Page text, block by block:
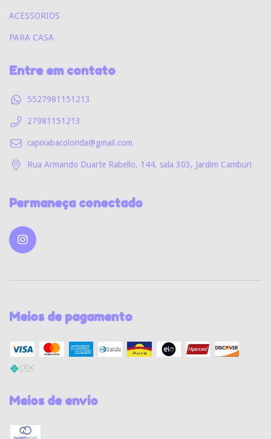
ACESSORIOS
PARA CASA
Entre em contato
5527981151213
27981151213
capixabacolorida@gmail.com
Rua Armando Duarte Rabello, 144, sala 303, Jardim Camburi
Permaneça conectado
Meios de pagamento
Meios de envio